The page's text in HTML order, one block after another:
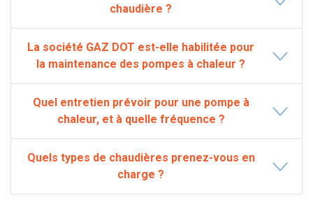
chaudière ?
La société GAZ DOT est-elle habilitée pour
la maintenance des pompes à chaleur ?
Quel entretien prévoir pour une pompe à
chaleur, et à quelle fréquence ?
Quels types de chaudières prenez-vous en
charge ?